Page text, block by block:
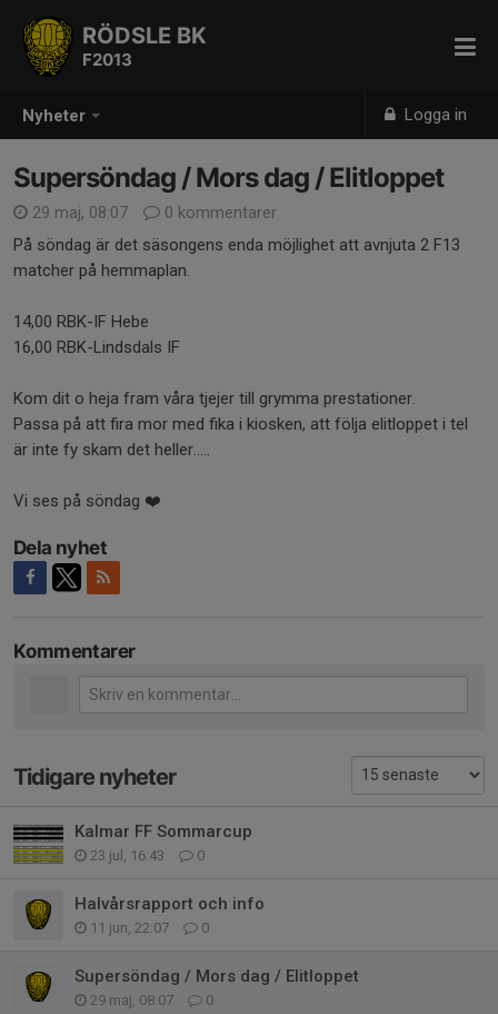
Nyheter Logga in
RÖDSLE BK
F2013
Supersöndag / Mors dag / Elitloppet
29 maj, 08:07
0 kommentarer
På söndag är det säsongens enda möjlighet att avnjuta 2 F13
matcher på hemmaplan.
14,00 RBK-IF Hebe
16,00 RBK-Lindsdals IF
Kom dit o heja fram våra tjejer till grymma prestationer.
Passa på att fira mor med fika i kiosken, att följa elitloppet i tel
är inte fy skam det heller.....
Vi ses på söndag ❤️
Dela nyhet
Kommentarer
Tidigare nyheter
Kalmar FF Sommarcup
23 jul, 16:43 0
Halvårsrapport och info
11 jun, 22:07 0
Supersöndag / Mors dag / Elitloppet
29 maj, 08:07 0